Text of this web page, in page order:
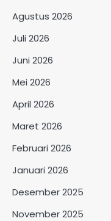
Agustus 2026
Juli 2026
Juni 2026
Mei 2026
April 2026
Maret 2026
Februari 2026
Januari 2026
Desember 2025
November 2025